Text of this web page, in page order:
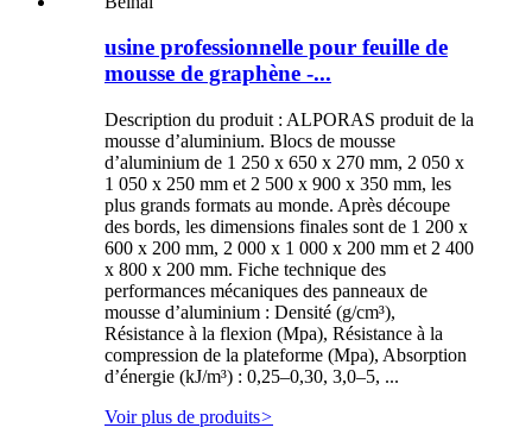
usine professionnelle pour feuille de
mousse de graphène -...
Description du produit : ALPORAS produit de la
mousse d’aluminium. Blocs de mousse
d’aluminium de 1 250 x 650 x 270 mm, 2 050 x
1 050 x 250 mm et 2 500 x 900 x 350 mm, les
plus grands formats au monde. Après découpe
des bords, les dimensions finales sont de 1 200 x
600 x 200 mm, 2 000 x 1 000 x 200 mm et 2 400
x 800 x 200 mm. Fiche technique des
performances mécaniques des panneaux de
mousse d’aluminium : Densité (g/cm³),
Résistance à la flexion (Mpa), Résistance à la
compression de la plateforme (Mpa), Absorption
d’énergie (kJ/m³) : 0,25–0,30, 3,0–5, ...
Voir plus de produits>